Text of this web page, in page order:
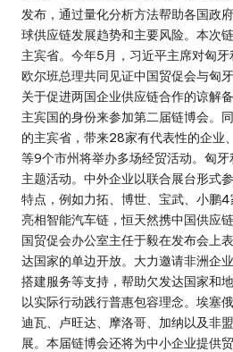
发布，通过量化分析方法帮助各国政
球供应链发展趋势和主要风险。本次
主宾省。今年5月，习近平主席对匈
欧尔班总理共同见证中国贸促会与匈
关于促进两国企业供应链合作的谅解
主宾国的身份来参加第二届链博会。
的主宾省，带来28家有代表性的企业
等9个市州将举办多场经贸活动。匈
主题活动。中外企业以联合展台形式
特点，例如力拓、博世、宝武、小鹏
亮相智能汽车链，恒天然携中国供应
国贸促会办公室主任于毅在发布会上
达国家的单边开放。大力邀请非洲企
搭建服务等支持，帮助欠发达国家和
以实际行动践行普惠包容理念。埃塞
迪瓦、卢旺达、摩洛哥、加纳以及非
展。本届链博会还将为中小企业提供